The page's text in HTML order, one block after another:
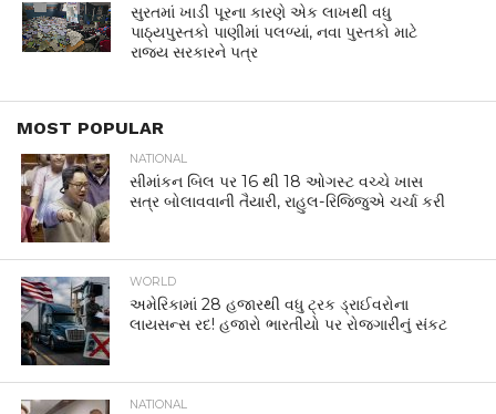
સુરતમાં ખાડી પૂરના કારણે એક લાખથી વધુ
પાઠ્યપુસ્તકો પાણીમાં પલળ્યાં, નવા પુસ્તકો માટે
રાજ્ય સરકારને પત્ર
MOST POPULAR
NATIONAL
સીમાંકન બિલ પર 16 થી 18 ઓગસ્ટ વચ્ચે ખાસ
સત્ર બોલાવવાની તૈયારી, રાહુલ-રિજિજુએ ચર્ચા કરી
WORLD
અમેરિકામાં 28 હજારથી વધુ ટ્રક ડ્રાઈવરોના
લાયસન્સ રદ! હજારો ભારતીયો પર રોજગારીનું સંકટ
NATIONAL